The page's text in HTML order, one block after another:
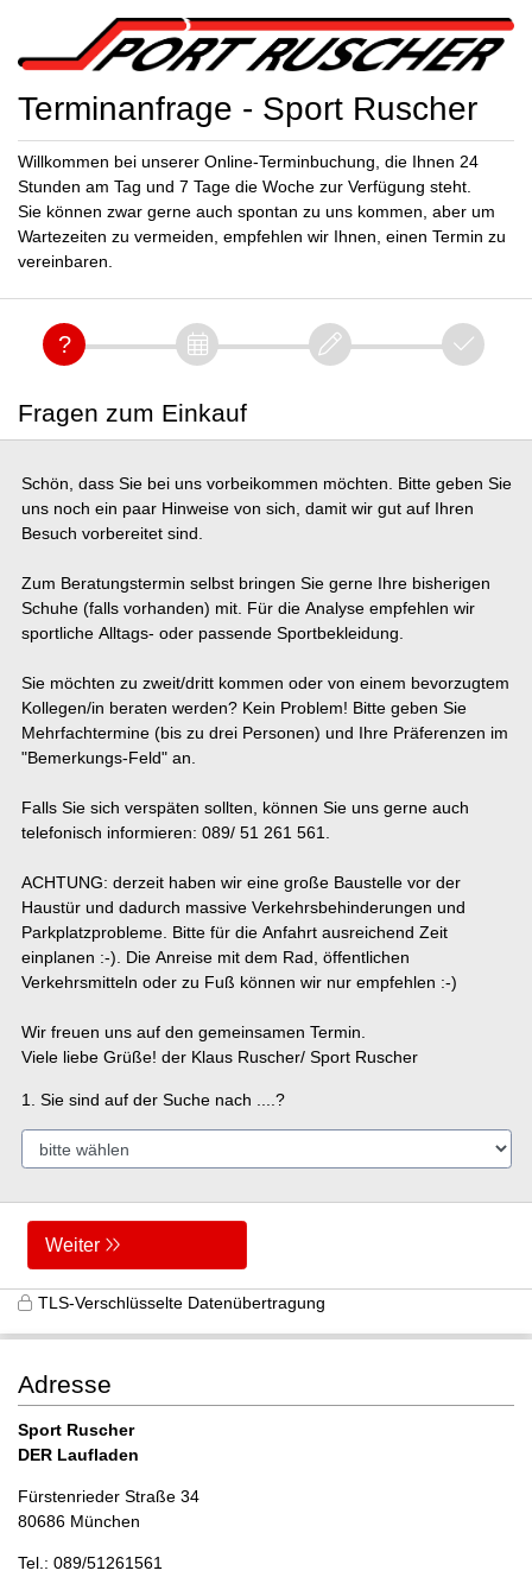
Terminanfrage - Sport Ruscher
Willkommen bei unserer Online-Terminbuchung, die Ihnen 24
Stunden am Tag und 7 Tage die Woche zur Verfügung steht.
Sie können zwar gerne auch spontan zu uns kommen, aber um
Wartezeiten zu vermeiden, empfehlen wir Ihnen, einen Termin zu
vereinbaren.
Fragen zum Einkauf
Schön, dass Sie bei uns vorbeikommen möchten. Bitte geben Sie
uns noch ein paar Hinweise von sich, damit wir gut auf Ihren
Besuch vorbereitet sind.
Zum Beratungstermin selbst bringen Sie gerne Ihre bisherigen
Schuhe (falls vorhanden) mit. Für die Analyse empfehlen wir
sportliche Alltags- oder passende Sportbekleidung.
Sie möchten zu zweit/dritt kommen oder von einem bevorzugtem
Kollegen/in beraten werden? Kein Problem! Bitte geben Sie
Mehrfachtermine (bis zu drei Personen) und Ihre Präferenzen im
"Bemerkungs-Feld" an.
Falls Sie sich verspäten sollten, können Sie uns gerne auch
telefonisch informieren: 089/ 51 261 561.
ACHTUNG: derzeit haben wir eine große Baustelle vor der
Haustür und dadurch massive Verkehrsbehinderungen und
Parkplatzprobleme. Bitte für die Anfahrt ausreichend Zeit
einplanen :-). Die Anreise mit dem Rad, öffentlichen
Verkehrsmitteln oder zu Fuß können wir nur empfehlen :-)
Wir freuen uns auf den gemeinsamen Termin.
Viele liebe Grüße! der Klaus Ruscher/ Sport Ruscher
1. Sie sind auf der Suche nach ....?
Weiter
TLS-Verschlüsselte Datenübertragung
Adresse
Sport Ruscher
DER Laufladen
Fürstenrieder Straße 34
80686 München
Tel.: 089/51261561